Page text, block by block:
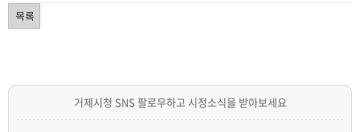
거제시청 SNS 팔로우하고 시정소식을 받아보세요